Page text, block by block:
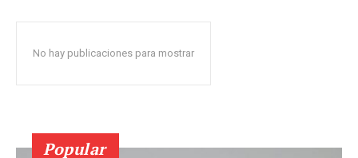
No hay publicaciones para mostrar
Popular